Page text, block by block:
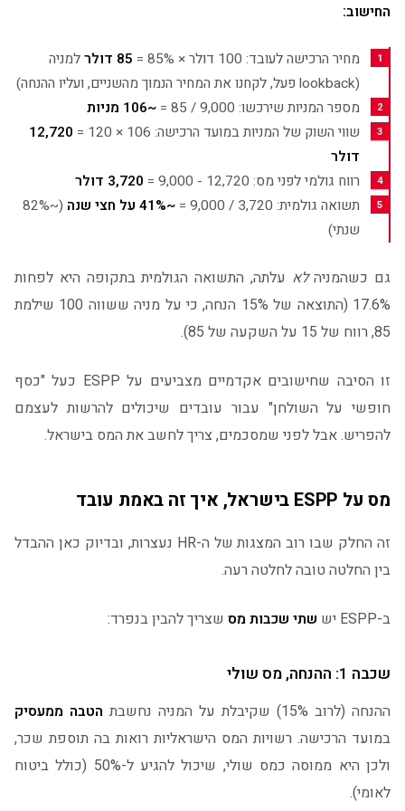
החישוב:
מחיר הרכישה לעובד: 100 דולר × 85% = 85 דולר
למניה
(lookback פעל, לקחנו את המחיר הנמוך מהשניים, ועליו ההנחה)
מספר המניות שירכשו: 9,000 / 85 =
~106 מניות
שווי השוק של המניות במועד הרכישה: 106 × 120 =
12,720
דולר
רווח גולמי לפני מס: 12,720 - 9,000 =
3,720 דולר
תשואה גולמית: 3,720 / 9,000 =
~41% על חצי שנה
(~82%
שנתי)
גם כשהמניהלא עלתה, התשואה הגולמית בתקופה היא לפחות
17.6% (התוצאה של 15% הנחה, כי על מניה ששווה 100 שילמת
85, רווח של 15 על השקעה של 85).
זו הסיבה שחישובים אקדמיים מצביעים על ESPP כעל "כסף
חופשי על השולחן" עבור עובדים שיכולים להרשות לעצמם
להפריש. אבל לפני שמסכמים, צריך לחשב את המס בישראל.
מס על ESPP בישראל, איך זה באמת עובד
זה החלק שבו רוב המצגות של ה-HR נעצרות, ובדיוק כאן ההבדל
בין החלטה טובה לחלטה רעה.
ב-ESPP יש שתי שכבות מס שצריך להבין בנפרד:
שכבה 1: ההנחה, מס שולי
ההנחה (לרוב 15%) שקיבלת על המניה נחשבת
הטבה ממעסיק
במועד הרכישה. רשויות המס הישראליות רואות בה תוספת שכר,
ולכן היא ממוסה כמס שולי, שיכול להגיע ל-50% (כולל ביטוח
לאומי).